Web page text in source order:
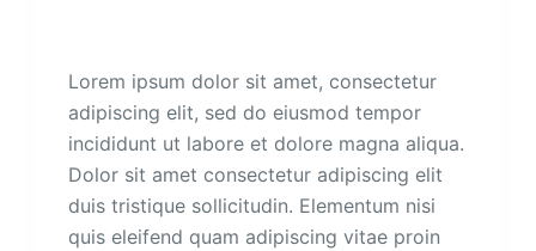
Lorem ipsum dolor sit amet, consectetur
adipiscing elit, sed do eiusmod tempor
incididunt ut labore et dolore magna aliqua.
Dolor sit amet consectetur adipiscing elit
duis tristique sollicitudin. Elementum nisi
quis eleifend quam adipiscing vitae proin